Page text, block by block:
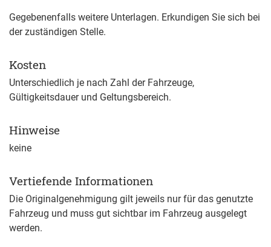
Gegebenenfalls weitere Unterlagen. Erkundigen Sie sich bei
der zuständigen Stelle.
Kosten
Unterschiedlich je nach Zahl der Fahrzeuge,
Gültigkeitsdauer und Geltungsbereich.
Hinweise
keine
Vertiefende Informationen
Die Originalgenehmigung gilt jeweils nur für das genutzte
Fahrzeug und muss gut sichtbar im Fahrzeug ausgelegt
werden.